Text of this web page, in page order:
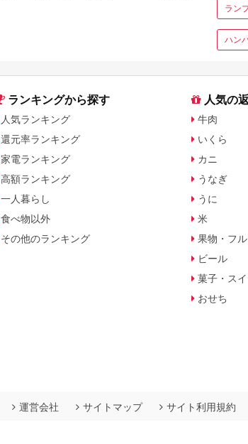
ギフト返礼品ラン
ハン
ランキングから探す
人気ランキング
還元率ランキング
家電ランキング
高額ランキング
一人暮らし
食べ物以外
その他のランキング
人気の
牛肉
いくら
カニ
うなぎ
うに
米
果物・フ
ビール
菓子・ス
おせち
運営会社 サイトマップ サイト利用規約